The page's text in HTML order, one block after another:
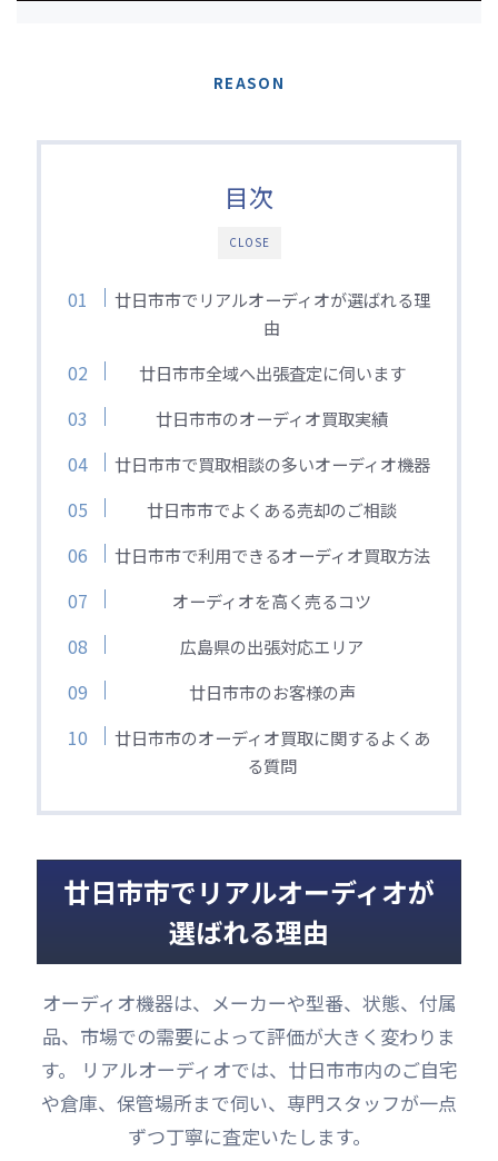
REASON
CLOSE
目次
廿日市市でリアルオーディオが選ばれる理
由
廿日市市全域へ出張査定に伺います
廿日市市のオーディオ買取実績
廿日市市で買取相談の多いオーディオ機器
廿日市市でよくある売却のご相談
廿日市市で利用できるオーディオ買取方法
オーディオを高く売るコツ
広島県の出張対応エリア
廿日市市のお客様の声
廿日市市のオーディオ買取に関するよくあ
る質問
廿日市市でリアルオーディオが
選ばれる理由
オーディオ機器は、メーカーや型番、状態、付属
品、市場での需要によって評価が大きく変わりま
す。 リアルオーディオでは、廿日市市内のご自宅
や倉庫、保管場所まで伺い、専門スタッフが一点
ずつ丁寧に査定いたします。